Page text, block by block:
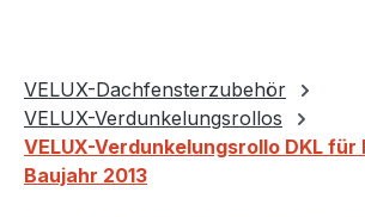
VELUX-Dachfensterzubehör
VELUX-Verdunkelungsrollos
VELUX-Verdunkelungsrollo DKL für
Baujahr 2013